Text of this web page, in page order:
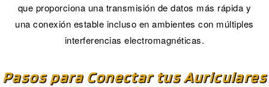
que proporciona una transmisión de datos más rápida y
una conexión estable incluso en ambientes con múltiples
interferencias electromagnéticas.
Pasos para Conectar tus Auriculares